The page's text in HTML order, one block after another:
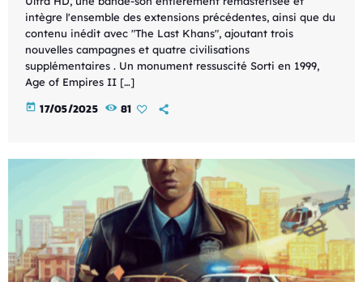
intègre l'ensemble des extensions précédentes, ainsi que du
contenu inédit avec "The Last Khans", ajoutant trois
nouvelles campagnes et quatre civilisations
supplémentaires . Un monument ressuscité Sorti en 1999,
Age of Empires II […]
today 17/05/2025 81